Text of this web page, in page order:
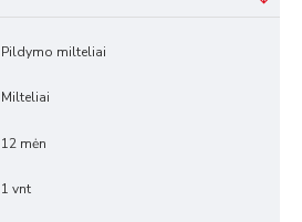
Pildymo milteliai
Milteliai
12 mėn
1 vnt